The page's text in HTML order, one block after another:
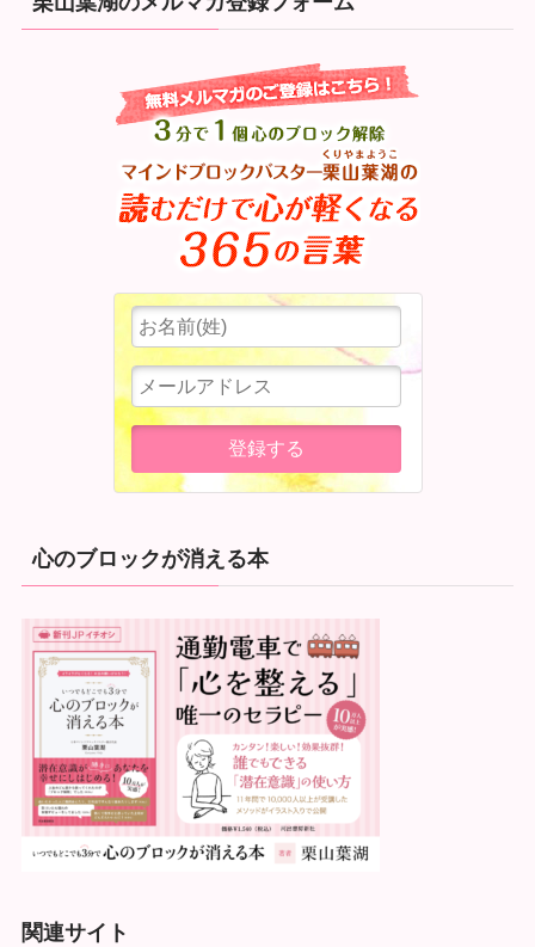
心のブロックが消える本
関連サイト